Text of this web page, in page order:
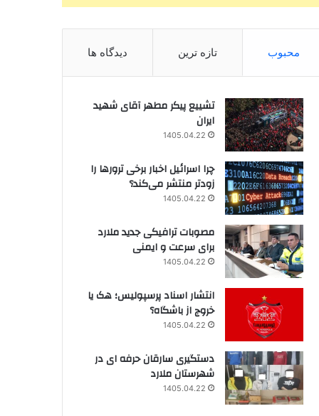
محبوب تازه ترین دیدگاه ها
تشییع پیکر مطهر آقای شهید
ایران
1405.04.22
چرا اسرائیل اخبار برخی ترورها را
زودتر منتشر می‌کند؟
1405.04.22
مصوبات ترافیکی جدید ملارد
برای سرعت و ایمنی
1405.04.22
انتشار اسناد پرسپولیس؛ هک یا
خروج از باشگاه؟
1405.04.22
دستگیری سارقان حرفه ای در
شهرستان ملارد
1405.04.22